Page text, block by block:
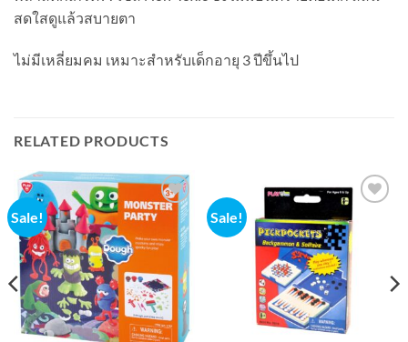
สดใสดูแล้วสบายตา
ไม่มีเหลี่ยมคม เหมาะสำหรับเด็กอายุ 3 ปีขึ้นไป
RELATED PRODUCTS
Sale!
Add to
wishlist
Sale!
Add to
wishlist